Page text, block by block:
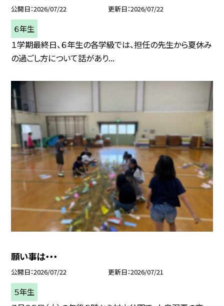
公開日 2026/07/22 更新日 2026/07/22
６年生
１学期最終日、６年生の各学級では、担任の先生から夏休み
の過ごし方について話があり...
願い事は・・・
公開日 2026/07/22 更新日 2026/07/21
５年生